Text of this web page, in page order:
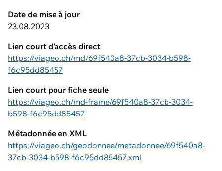
Date de mise à jour
23.08.2023
Lien court d'accès direct
https://viageo.ch/md/69f540a8-37cb-3034-b598-
f6c95dd85457
Lien court pour fiche seule
https://viageo.ch/md-frame/69f540a8-37cb-3034-
b598-f6c95dd85457
Métadonnée en XML
https://viageo.ch/geodonnee/metadonnee/69f540a8-
37cb-3034-b598-f6c95dd85457.xml